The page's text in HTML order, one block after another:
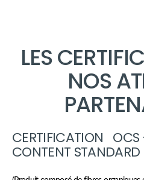
LES
NOS
CERTIFICATION
CONTENT STANDARD